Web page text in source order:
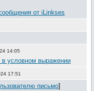
от iLinkses
14:05
в условном выражении
17:51
письмо]